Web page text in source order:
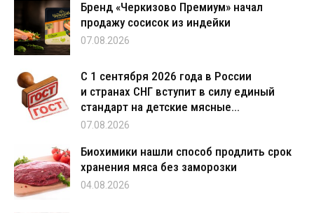
Бренд «Черкизово Премиум» начал
продажу сосисок из индейки
07.08.2026
С 1 сентября 2026 года в России
и странах СНГ вступит в силу единый
стандарт на детские мясные...
07.08.2026
Биохимики нашли способ продлить срок
хранения мяса без заморозки
04.08.2026